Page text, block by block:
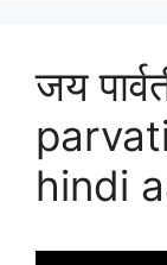
जय
hindi